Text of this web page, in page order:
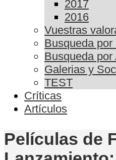
2017
2016
Vuestras
Busqueda por
Busqueda por
Galerias y
TEST
Críticas
Artículos
Películas de